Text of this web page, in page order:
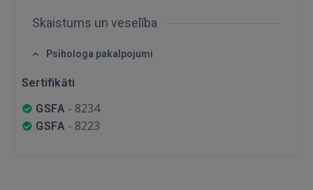
Vēl neesat reģistrējies?
Skaistums un veselība
Psihologa pakalpojumi
Sertifikāti
GSFA - 8234
GSFA - 8223